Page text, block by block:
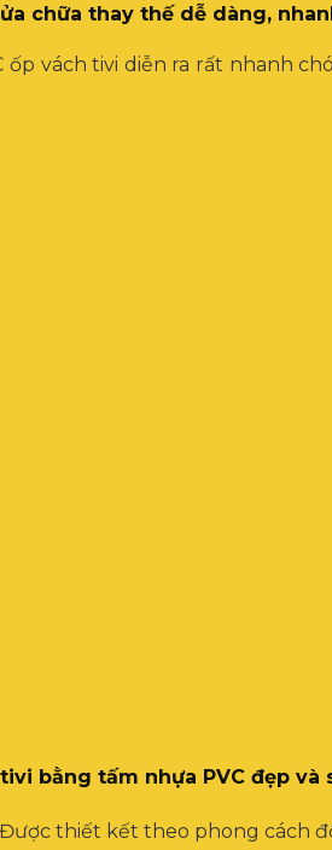
chữa thay thế dễ dàng,
ốp vách tivi diễn ra rất nhanh
bằng tấm nhựa PVC đẹp và
Được thiết kết theo phong cách